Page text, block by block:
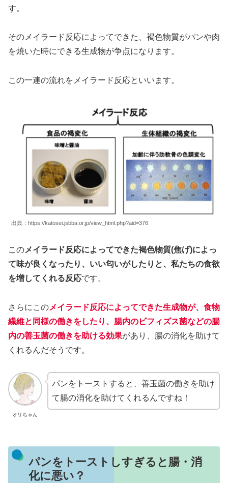
す。
そのメイラード反応によってできた、褐色物質がパンや肉
を焼いた時にできる生成物が争点になります。
この一連の流れをメイラード反応といいます。
出典：https://katosei.jsbba.or.jp/view_html.php?aid=376
このメイラード反応によってできた褐色物質(焦げ)によっ
て味が良くなったり、いい匂いがしたりと、私たちの食欲
を増してくれる反応です。
さらにこのメイラード反応によってできた生成物が、食物
繊維と同様の働きをしたり、腸内のビフィズス菌などの腸
内の善玉菌の働きを助ける効果があり、腸の消化を助けて
くれるんだそうです。
オリちゃん
パンをトーストすると、善玉菌の働きを助け
て腸の消化を助けてくれるんですね！
パンをトーストしすぎると腸・消
化に悪い？